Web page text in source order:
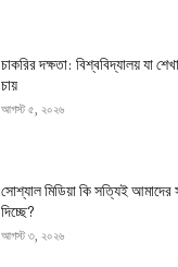
চাকরির দক্ষতা: বিশ্ববিদ্যালয় যা
চায়
আগস্ট ৫, ২০২৬
সোশ্যাল মিডিয়া কি সত্যিই আমাদের
দিচ্ছে?
আগস্ট ৩, ২০২৬